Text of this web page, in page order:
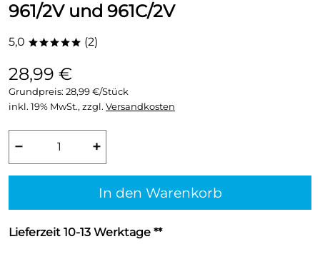
961/2V und 961C/2V
5,0 ***** (2)
28,99 €
Grundpreis: 28,99 €/Stück
inkl. 19% MwSt., zzgl. Versandkosten
− +
In den Warenkorb
Lieferzeit 10-13 Werktage **